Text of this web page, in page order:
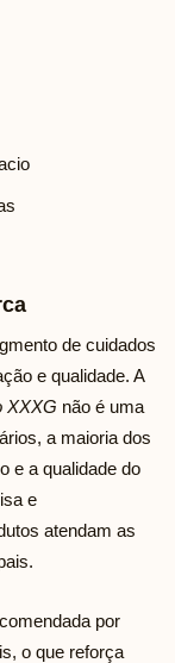
de cuidados
e qualidade. A
XXXG não é uma
a maioria dos
e a qualidade do
e
atendam as
por
o que reforça